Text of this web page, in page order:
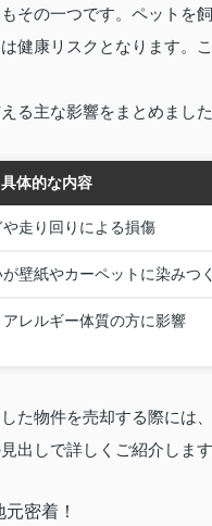
その一つです。ペットを
健康リスクとなります。
る主な影響をまとめました
具体的な内容
走り回りによる損傷
壁紙やカーペットに染みつく
レルギー体質の方に影響
た物件を売却する際には
出しで詳しくご紹介します
元密着！